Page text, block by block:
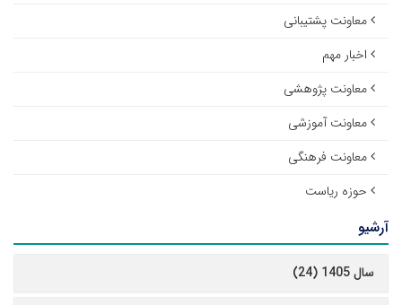
معاونت پشتیبانی
اخبار مهم
معاونت پژوهشی
معاونت آموزشی
معاونت فرهنگی
حوزه ریاست
آرشیو
سال 1405 (24)